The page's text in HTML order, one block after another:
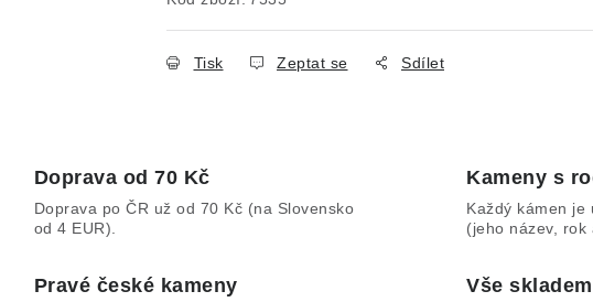
Tisk Zeptat se Sdílet
Doprava od 70 Kč
Doprava po ČR už od 70 Kč (na Slovensko
od 4 EUR).
Kameny s
Každý kámen je
(jeho název, rok
Pravé české kameny Vše skladem